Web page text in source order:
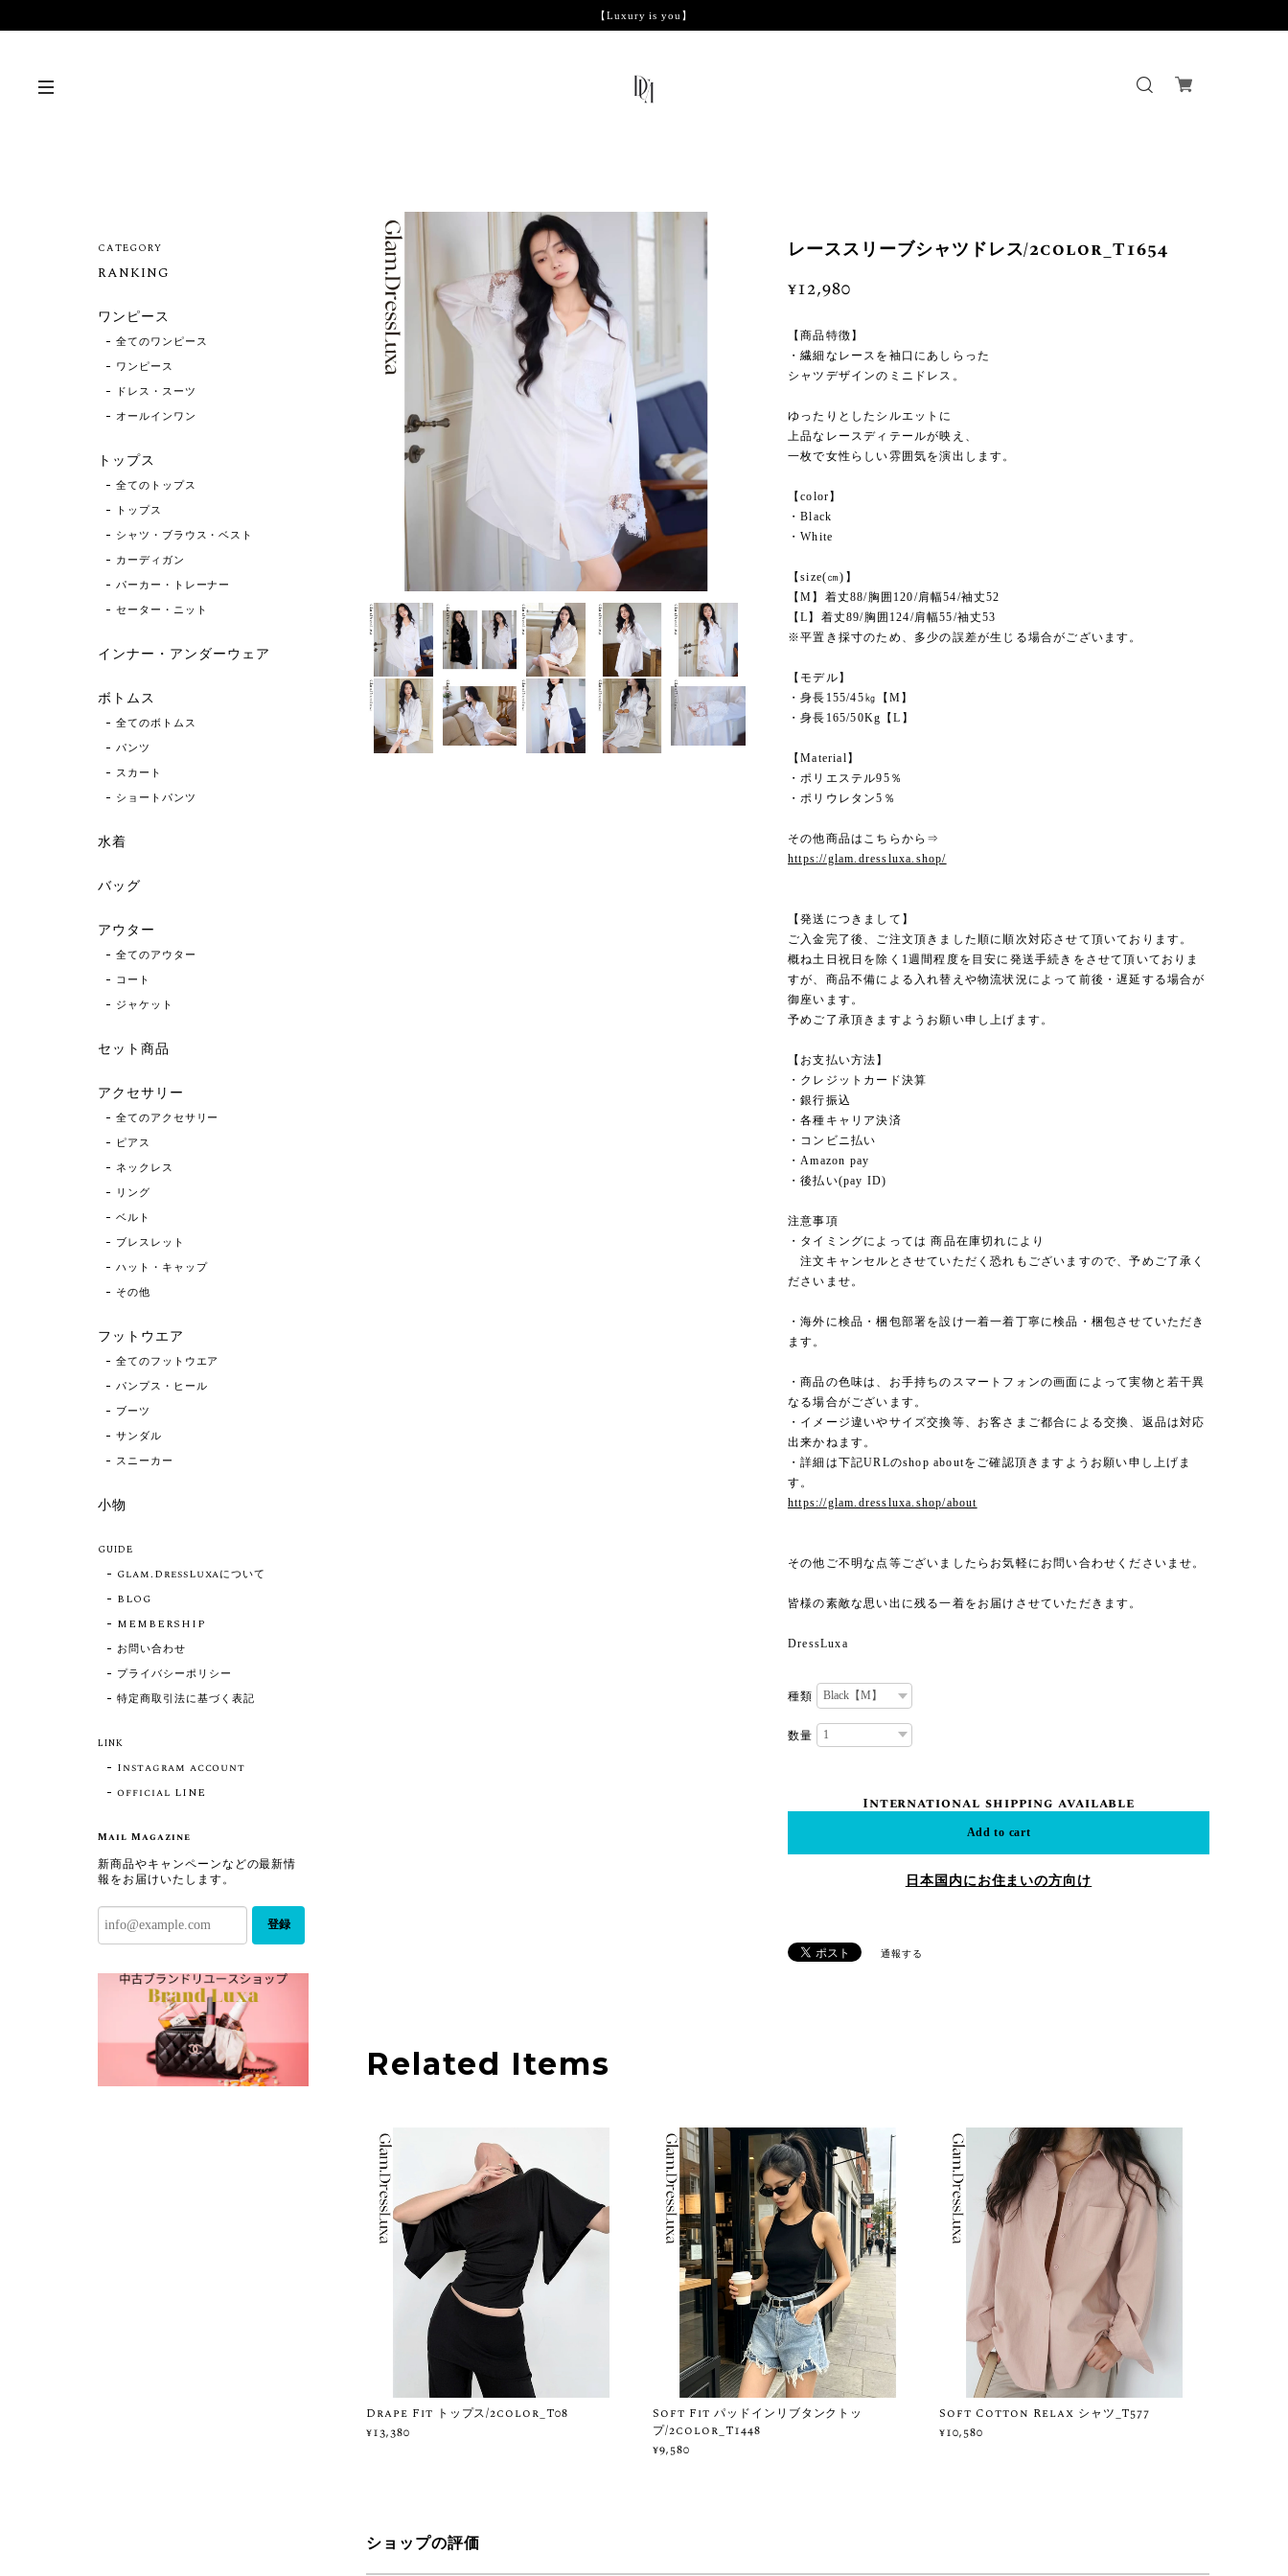
【Luxury is you】
レーススリーブシャツドレス/2color_T1654
¥12,980
【商品特徴】
・繊細なレースを袖口にあしらった
シャツデザインのミニドレス。
ゆったりとしたシルエットに
上品なレースディテールが映え、
一枚で女性らしい雰囲気を演出します。
【color】
・Black
・White
【size(㎝)】
【M】着丈88/胸囲120/肩幅54/袖丈52
【L】着丈89/胸囲124/肩幅55/袖丈53
※平置き採寸のため、多少の誤差が生じる場合がございます。
【モデル】
・身長155/45㎏【M】
・身長165/50Kg【L】
【Material】
・ポリエステル95％
・ポリウレタン5％
その他商品はこちらから⇒
https://glam.dressluxa.shop/
【発送につきまして】
ご入金完了後、ご注文頂きました順に順次対応させて頂いております。
概ね土日祝日を除く1週間程度を目安に発送手続きをさせて頂いておりま
すが、商品不備による入れ替えや物流状況によって前後・遅延する場合が
御座います。
予めご了承頂きますようお願い申し上げます。
【お支払い方法】
・クレジットカード決算
・銀行振込
・各種キャリア決済
・コンビニ払い
・Amazon pay
・後払い(pay ID)
注意事項
・タイミングによっては 商品在庫切れにより
注文キャンセルとさせていただく恐れもございますので、予めご了承く
ださいませ。
・海外に検品・梱包部署を設け一着一着丁寧に検品・梱包させていただき
ます。
・商品の色味は、お手持ちのスマートフォンの画面によって実物と若干異
なる場合がございます。
・イメージ違いやサイズ交換等、お客さまご都合による交換、返品は対応
出来かねます。
・詳細は下記URLのshop aboutをご確認頂きますようお願い申し上げま
す。
https://glam.dressluxa.shop/about
その他ご不明な点等ございましたらお気軽にお問い合わせくださいませ。
皆様の素敵な思い出に残る一着をお届けさせていただきます。
DressLuxa
種類
数量
International shipping available
Add to cart
日本国内にお住まいの方向け
通報する
Related Items
Drape Fit トップス/2color_T08
¥13,380
Soft Fit パッドインリブタンクトッ
プ/2color_T1448
¥9,580
Soft Cotton Relax シャツ_T577
¥10,580
ショップの評価
CATEGORY
RANKING
ワンピース
全てのワンピース
ワンピース
ドレス・スーツ
オールインワン
トップス
全てのトップス
トップス
シャツ・ブラウス・ベスト
カーディガン
パーカー・トレーナー
セーター・ニット
インナー・アンダーウェア
ボトムス
全てのボトムス
パンツ
スカート
ショートパンツ
水着
バッグ
アウター
全てのアウター
コート
ジャケット
セット商品
アクセサリー
全てのアクセサリー
ピアス
ネックレス
リング
ベルト
ブレスレット
ハット・キャップ
その他
フットウエア
全てのフットウエア
パンプス・ヒール
ブーツ
サンダル
スニーカー
小物
GUIDE
Glam.DressLuxaについて
BLOG
MEMBERSHIP
お問い合わせ
プライバシーポリシー
特定商取引法に基づく表記
LINK
Instagram account
official LINE
Mail Magazine
新商品やキャンペーンなどの最新情
報をお届けいたします。
登録